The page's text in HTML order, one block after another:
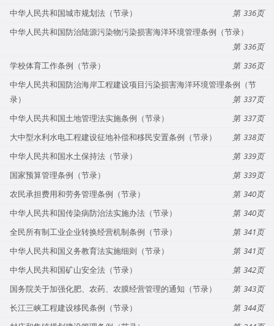
中华人民共和国城市规划法（节录）
336
中华人民共和国防治陆源污染物污染损害海洋环境管理条例（节录）
336
学校体育工作条例（节录）
336
中华人民共和国防治海岸工程建设项目污染损害海洋环境管理条例（节
录）
337
中华人民共和国土地管理法实施条例（节录）
337
大中型水利水电工程建设征地补偿和移民安置条例（节录）
338
中华人民共和国水土保持法（节录）
339
国家预算管理条例（节录）
339
农民承担费用和劳务管理条例（节录）
340
中华人民共和国传染病防治法实施办法（节录）
340
全民所有制工业企业转换经营机制条例（节录）
341
中华人民共和国义务教育法实施细则（节录）
341
中华人民共和国矿山安全法（节录）
342
国务院关于加强化肥、农药、农膜经营管理的通知（节录）
343
长江三峡工程建设移民条例（节录）
344